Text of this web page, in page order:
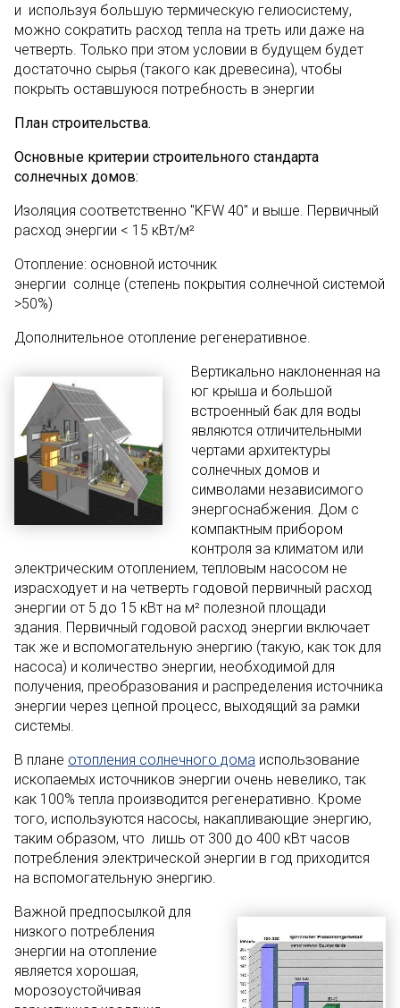
и используя большую термическую гелиосистему,
можно сократить расход тепла на треть или даже на
четверть. Только при этом условии в будущем будет
достаточно сырья (такого как древесина), чтобы
покрыть оставшуюся потребность в энергии
План строительства.
Основные критерии строительного стандарта
солнечных домов:
Изоляция соответственно "KFW 40" и выше. Первичный
расход энергии < 15 кВт/м²
Отопление: основной источник
энергии солнце (степень покрытия солнечной системой
>50%)
Дополнительное отопление регенеративное.
Вертикально наклоненная на
юг крыша и большой
встроенный бак для воды
являются отличительными
чертами архитектуры
солнечных домов и
символами независимого
энергоснабжения. Дом с
компактным прибором
контроля за климатом или
электрическим отоплением, тепловым насосом не
израсходует и на четверть годовой первичный расход
энергии от 5 до 15 кВт на м² полезной площади
здания. Первичный годовой расход энергии включает
так же и вспомогательную энергию (такую, как ток для
насоса) и количество энергии, необходимой для
получения, преобразования и распределения источника
энергии через цепной процесс, выходящий за рамки
системы.
В плане отопления солнечного дома использование
ископаемых источников энергии очень невелико, так
как 100% тепла производится регенеративно. Кроме
того, используются насосы, накапливающие энергию,
таким образом, что лишь от 300 до 400 кВт часов
потребления электрической энергии в год приходится
на вспомогательную энергию.
Важной предпосылкой для
низкого потребления
энергии на отопление
является хорошая,
морозоустойчивая